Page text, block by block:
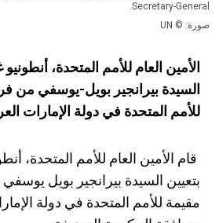
Secretary-General.
صورة: © UN
الأمين العام للأمم المتحدة،
السيدة بيرانجير بويل-يوسفي من
للأمم المتحدة في دولة الإمارات
قام الأمين العام للأمم المتحدة،
بتعيين السيدة بيرانجير بويل
مقيمة للأمم المتحدة في دولة